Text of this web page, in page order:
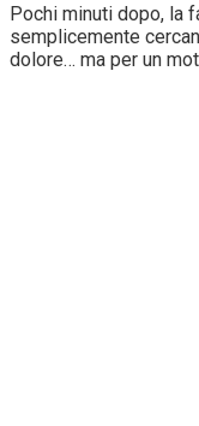
Pochi minuti dopo, la
semplicemente
dolore… ma per un